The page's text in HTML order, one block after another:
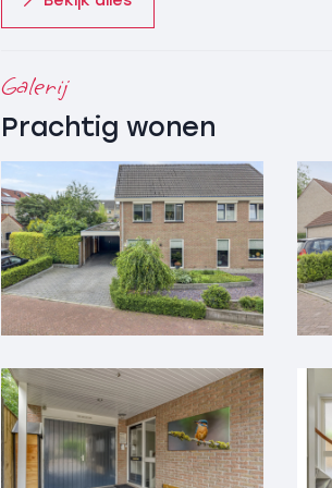
vormige woonkamer met aansluitend
combi-magnetron, inductiekookplaat
afzuiging, ingebouwde stopcontacten in
kraan met boiler en vaatwasser, met
doorloop naar garage met daklicht.
1e verdieping: overloop met
vaste kastenwand met mogelijkheid tot
slaapkamers, slaapkamer (2), badkamer
spiegelkast, hangtoilet, ligbad,
planchet.
Zolder: middels vaste trap te bereiken
slaapkamer (3) met knieschotten.
Bijzonderheden:
– Bouwjaar 1996;
Galerij
Prachtig wonen